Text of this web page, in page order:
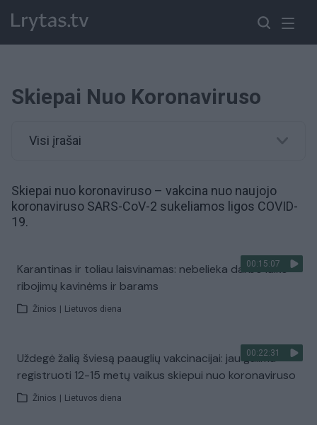
Skiepai Nuo Koronaviruso
Visi įrašai
Skiepai nuo koronaviruso – vakcina nuo naujojo
koronaviruso SARS-CoV-2 sukeliamos ligos COVID-
19.
00:15:07
Karantinas ir toliau laisvinamas: nebelieka darbo laiko
ribojimų kavinėms ir barams
Žinios Lietuvos diena
00:22:31
Uždegė žalią šviesą paauglių vakcinacijai: jau galima
registruoti 12-15 metų vaikus skiepui nuo koronaviruso
Žinios Lietuvos diena